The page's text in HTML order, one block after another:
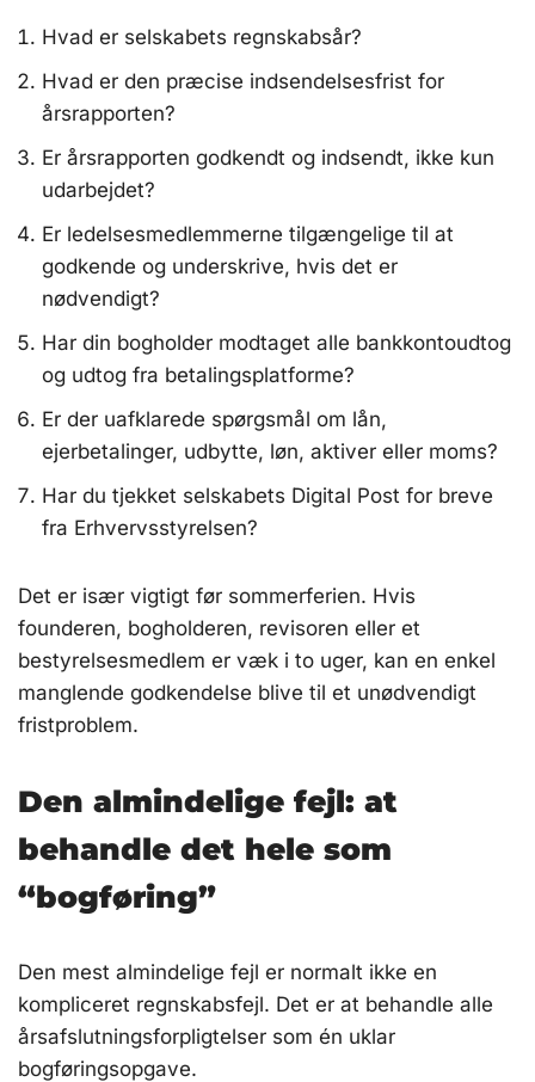
Hvad er selskabets regnskabsår?
Hvad er den præcise indsendelsesfrist for
årsrapporten?
Er årsrapporten godkendt og indsendt, ikke kun
udarbejdet?
Er ledelsesmedlemmerne tilgængelige til at
godkende og underskrive, hvis det er
nødvendigt?
Har din bogholder modtaget alle bankkontoudtog
og udtog fra betalingsplatforme?
Er der uafklarede spørgsmål om lån,
ejerbetalinger, udbytte, løn, aktiver eller moms?
Har du tjekket selskabets Digital Post for breve
fra Erhvervsstyrelsen?
Det er især vigtigt før sommerferien. Hvis
founderen, bogholderen, revisoren eller et
bestyrelsesmedlem er væk i to uger, kan en enkel
manglende godkendelse blive til et unødvendigt
fristproblem.
Den almindelige fejl: at
behandle det hele som
“bogføring”
Den mest almindelige fejl er normalt ikke en
kompliceret regnskabsfejl. Det er at behandle alle
årsafslutningsforpligtelser som én uklar
bogføringsopgave.